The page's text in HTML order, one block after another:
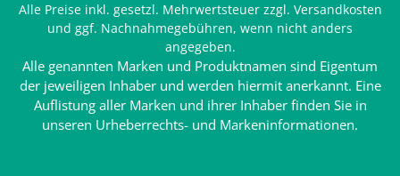
Alle Preise inkl. gesetzl. Mehrwertsteuer zzgl. Versandkosten
und ggf. Nachnahmegebühren, wenn nicht anders
angegeben.
Alle genannten Marken und Produktnamen sind Eigentum
der jeweiligen Inhaber und werden hiermit anerkannt. Eine
Auflistung aller Marken und ihrer Inhaber finden Sie in
unseren Urheberrechts- und Markeninformationen.